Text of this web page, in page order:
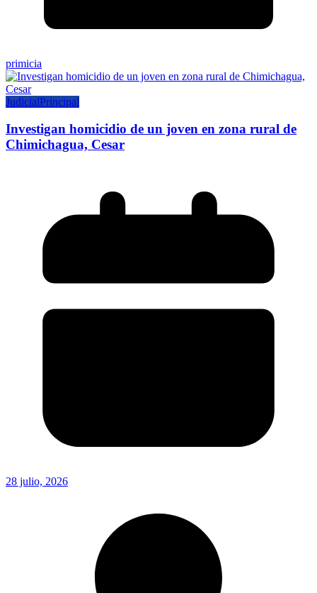
primicia
JudicialPrincipal
Investigan homicidio de un joven en zona rural de
Chimichagua, Cesar
28 julio, 2026